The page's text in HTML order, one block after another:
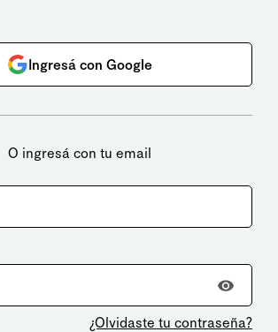
Ingresá con Google
O ingresá con tu email
¿Olvidaste tu contraseña?